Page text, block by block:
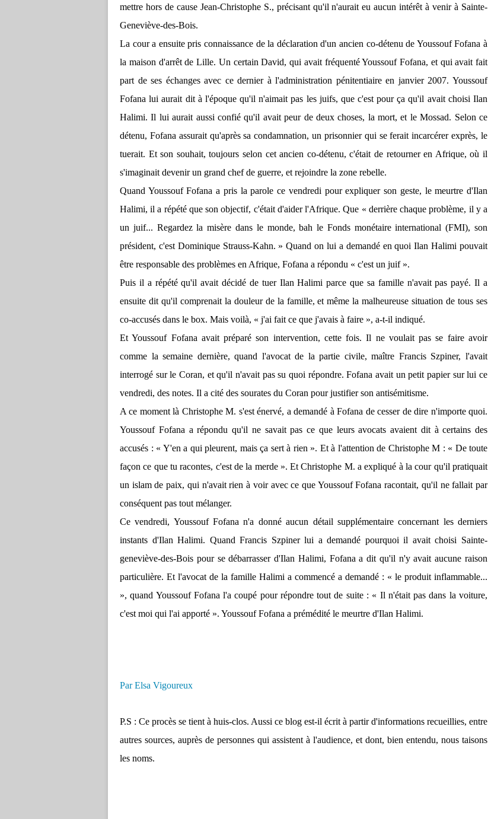
mettre hors de cause Jean-Christophe S., précisant qu'il n'aurait eu aucun intérêt à venir à Sainte-
Geneviève-des-Bois.
La cour a ensuite pris connaissance de la déclaration d'un ancien co-détenu de Youssouf Fofana à
la maison d'arrêt de Lille. Un certain David, qui avait fréquenté Youssouf Fofana, et qui avait fait
part de ses échanges avec ce dernier à l'administration pénitentiaire en janvier 2007. Youssouf
Fofana lui aurait dit à l'époque qu'il n'aimait pas les juifs, que c'est pour ça qu'il avait choisi Ilan
Halimi. Il lui aurait aussi confié qu'il avait peur de deux choses, la mort, et le Mossad. Selon ce
détenu, Fofana assurait qu'après sa condamnation, un prisonnier qui se ferait incarcérer exprès, le
tuerait. Et son souhait, toujours selon cet ancien co-détenu, c'était de retourner en Afrique, où il
s'imaginait devenir un grand chef de guerre, et rejoindre la zone rebelle.
Quand Youssouf Fofana a pris la parole ce vendredi pour expliquer son geste, le meurtre d'Ilan
Halimi, il a répété que son objectif, c'était d'aider l'Afrique. Que « derrière chaque problème, il y a
un juif... Regardez la misère dans le monde, bah le Fonds monétaire international (FMI), son
président, c'est Dominique Strauss-Kahn. » Quand on lui a demandé en quoi Ilan Halimi pouvait
être responsable des problèmes en Afrique, Fofana a répondu « c'est un juif ».
Puis il a répété qu'il avait décidé de tuer Ilan Halimi parce que sa famille n'avait pas payé. Il a
ensuite dit qu'il comprenait la douleur de la famille, et même la malheureuse situation de tous ses
co-accusés dans le box. Mais voilà, « j'ai fait ce que j'avais à faire », a-t-il indiqué.
Et Youssouf Fofana avait préparé son intervention, cette fois. Il ne voulait pas se faire avoir
comme la semaine dernière, quand l'avocat de la partie civile, maître Francis Szpiner, l'avait
interrogé sur le Coran, et qu'il n'avait pas su quoi répondre. Fofana avait un petit papier sur lui ce
vendredi, des notes. Il a cité des sourates du Coran pour justifier son antisémitisme.
A ce moment là Christophe M. s'est énervé, a demandé à Fofana de cesser de dire n'importe quoi.
Youssouf Fofana a répondu qu'il ne savait pas ce que leurs avocats avaient dit à certains des
accusés : « Y'en a qui pleurent, mais ça sert à rien ». Et à l'attention de Christophe M : « De toute
façon ce que tu racontes, c'est de la merde ». Et Christophe M. a expliqué à la cour qu'il pratiquait
un islam de paix, qui n'avait rien à voir avec ce que Youssouf Fofana racontait, qu'il ne fallait par
conséquent pas tout mélanger.
Ce vendredi, Youssouf Fofana n'a donné aucun détail supplémentaire concernant les derniers
instants d'Ilan Halimi. Quand Francis Szpiner lui a demandé pourquoi il avait choisi Sainte-
geneviève-des-Bois pour se débarrasser d'Ilan Halimi, Fofana a dit qu'il n'y avait aucune raison
particulière. Et l'avocat de la famille Halimi a commencé a demandé : « le produit inflammable...
», quand Youssouf Fofana l'a coupé pour répondre tout de suite : « Il n'était pas dans la voiture,
c'est moi qui l'ai apporté ». Youssouf Fofana a prémédité le meurtre d'Ilan Halimi.
Par Elsa Vigoureux
P.S : Ce procès se tient à huis-clos. Aussi ce blog est-il écrit à partir d'informations recueillies, entre
autres sources, auprès de personnes qui assistent à l'audience, et dont, bien entendu, nous taisons
les noms.